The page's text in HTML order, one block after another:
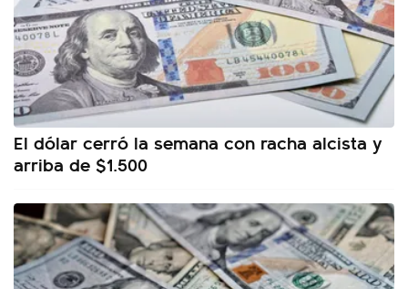
El dólar cerró la semana con racha alcista y
arriba de $1.500